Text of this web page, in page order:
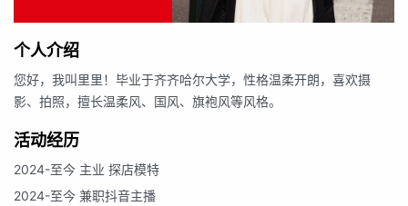
个人介绍
您好，我叫里里！毕业于齐齐哈尔大学，性格温柔开朗，喜欢摄
影、拍照，擅长温柔风、国风、旗袍风等风格。
活动经历
2024-至今 主业 探店模特
2024-至今 兼职抖音主播